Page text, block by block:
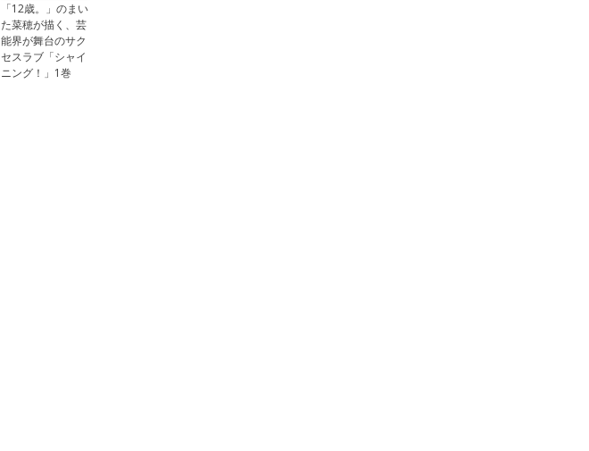
「12歳。」のまい
た菜穂が描く、芸
能界が舞台のサク
セスラブ「シャイ
ニング！」1巻